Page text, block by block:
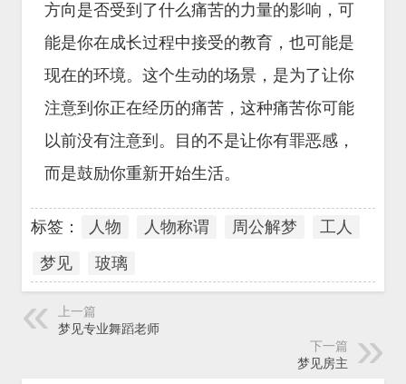
方向是否受到了什么痛苦的力量的影响，可
能是你在成长过程中接受的教育，也可能是
现在的环境。这个生动的场景，是为了让你
注意到你正在经历的痛苦，这种痛苦你可能
以前没有注意到。目的不是让你有罪恶感，
而是鼓励你重新开始生活。
标签： 人物 人物称谓 周公解梦
工人
梦见
玻璃
上一篇
梦见专业舞蹈老师
下一篇
梦见房主